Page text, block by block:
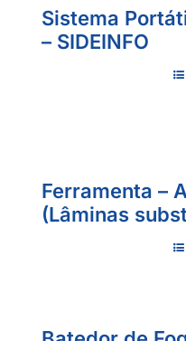
Sistema
– SIDEINFO
Ferramenta –
(Lâminas